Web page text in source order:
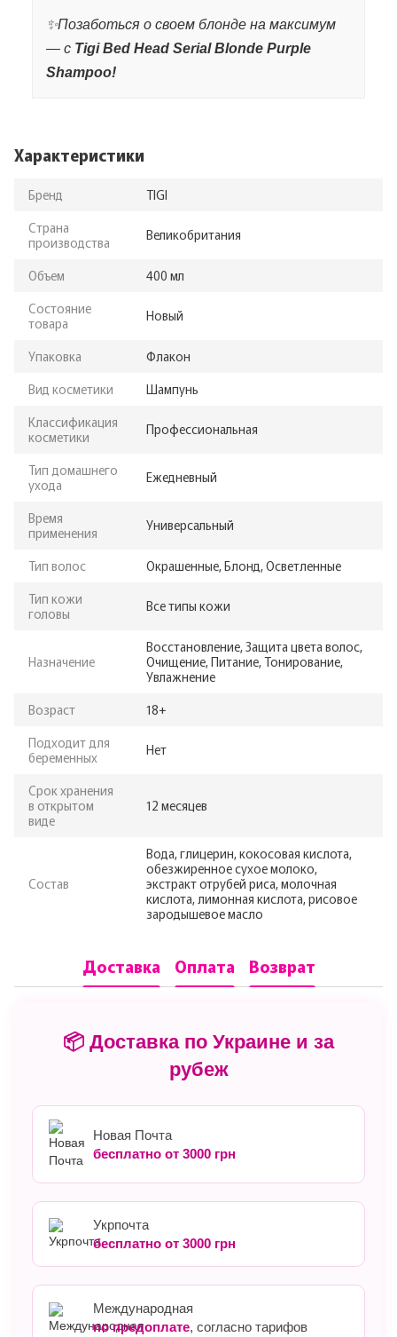
✨Позаботься о своем блонде на максимум
— с Tigi Bed Head Serial Blonde Purple
Shampoo!
Характеристики
Бренд
TIGI
Страна
производства
Великобритания
Объем
400 мл
Состояние
товара
Новый
Упаковка
Флакон
Вид косметики
Шампунь
Классификация
косметики
Профессиональная
Тип домашнего
ухода
Ежедневный
Время
применения
Универсальный
Тип волос
Окрашенные, Блонд, Осветленные
Тип кожи
головы
Все типы кожи
Назначение
Восстановление, Защита цвета волос,
Очищение, Питание, Тонирование,
Увлажнение
Возраст
18+
Подходит для
беременных
Нет
Срок хранения
в открытом
виде
12 месяцев
Состав
Вода, глицерин, кокосовая кислота,
обезжиренное сухое молоко,
экстракт отрубей риса, молочная
кислота, лимонная кислота, рисовое
зародышевое масло
Доставка Оплата Возврат
📦 Доставка по Украине и за
рубеж
Новая Почта
бесплатно от 3000 грн
Укрпочта
бесплатно от 3000 грн
Международная
по предоплате, согласно тарифов